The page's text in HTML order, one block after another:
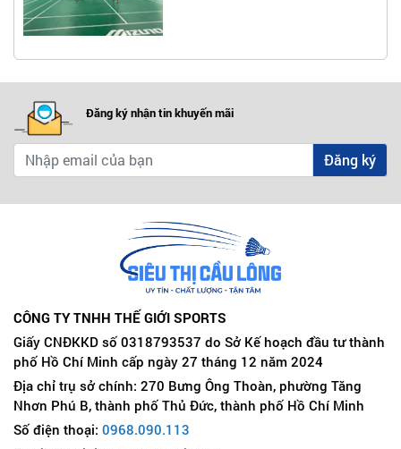
Đăng ký nhận tin khuyến mãi
Đăng ký
CÔNG TY TNHH THẾ GIỚI SPORTS
Giấy CNĐKKD số 0318793537 do Sở Kế hoạch đầu tư thành
phố Hồ Chí Minh cấp ngày 27 tháng 12 năm 2024
Địa chỉ trụ sở chính: 270 Bưng Ông Thoàn, phường Tăng
Nhơn Phú B, thành phố Thủ Đức, thành phố Hồ Chí Minh
Số điện thoại: 0968.090.113